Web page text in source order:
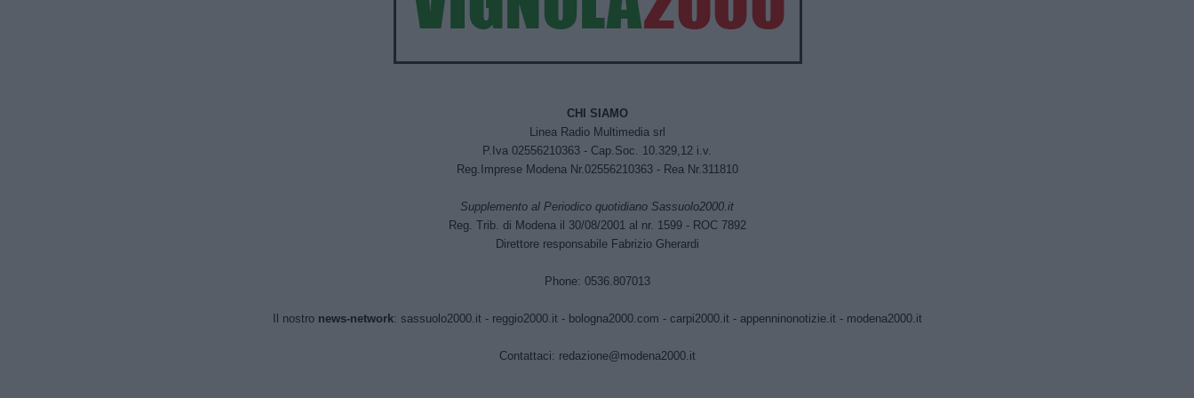
CHI SIAMO
Linea Radio Multimedia srl
P.Iva 02556210363 - Cap.Soc. 10.329,12 i.v.
Reg.Imprese Modena Nr.02556210363 - Rea Nr.311810
Supplemento al Periodico quotidiano Sassuolo2000.it
Reg. Trib. di Modena il 30/08/2001 al nr. 1599 - ROC 7892
Direttore responsabile Fabrizio Gherardi
Phone: 0536.807013
Il nostro news-network: sassuolo2000.it- reggio2000.it - bologna2000.com - carpi2000.it- appenninonotizie.it- modena2000.it
Contattaci: redazione@modena2000.it